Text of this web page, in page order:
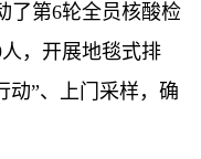
第6轮全员核酸检
，开展地毯式排
动”、上门采样，确